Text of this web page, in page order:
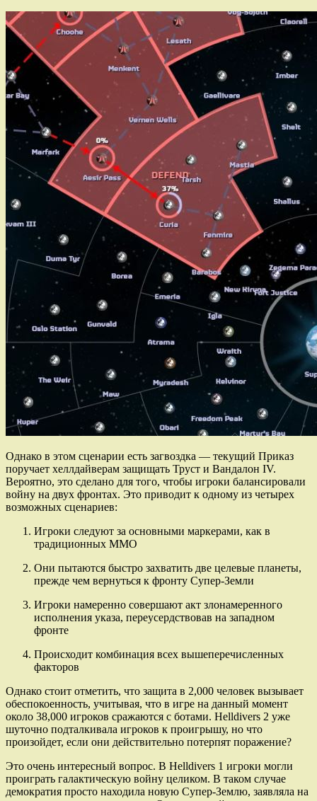
Однако в этом сценарии есть загвоздка — текущий Приказ
поручает хеллдайверам защищать Труст и Вандалон IV.
Вероятно, это сделано для того, чтобы игроки балансировали
войну на двух фронтах. Это приводит к одному из четырех
возможных сценариев:
Игроки следуют за основными маркерами, как в
традиционных MMO
Они пытаются быстро захватить две целевые планеты,
прежде чем вернуться к фронту Супер-Земли
Игроки намеренно совершают акт злонамеренного
исполнения указа, переусердствовав на западном
фронте
Происходит комбинация всех вышеперечисленных
факторов
Однако стоит отметить, что защита в 2,000 человек вызывает
обеспокоенность, учитывая, что в игре на данный момент
около 38,000 игроков сражаются с ботами. Helldivers 2 уже
шуточно подталкивала игроков к проигрышу, но что
произойдет, если они действительно потерпят поражение?
Это очень интересный вопрос. В Helldivers 1 игроки могли
проиграть галактическую войну целиком. В таком случае
демократия просто находила новую Супер-Землю, заявляла на